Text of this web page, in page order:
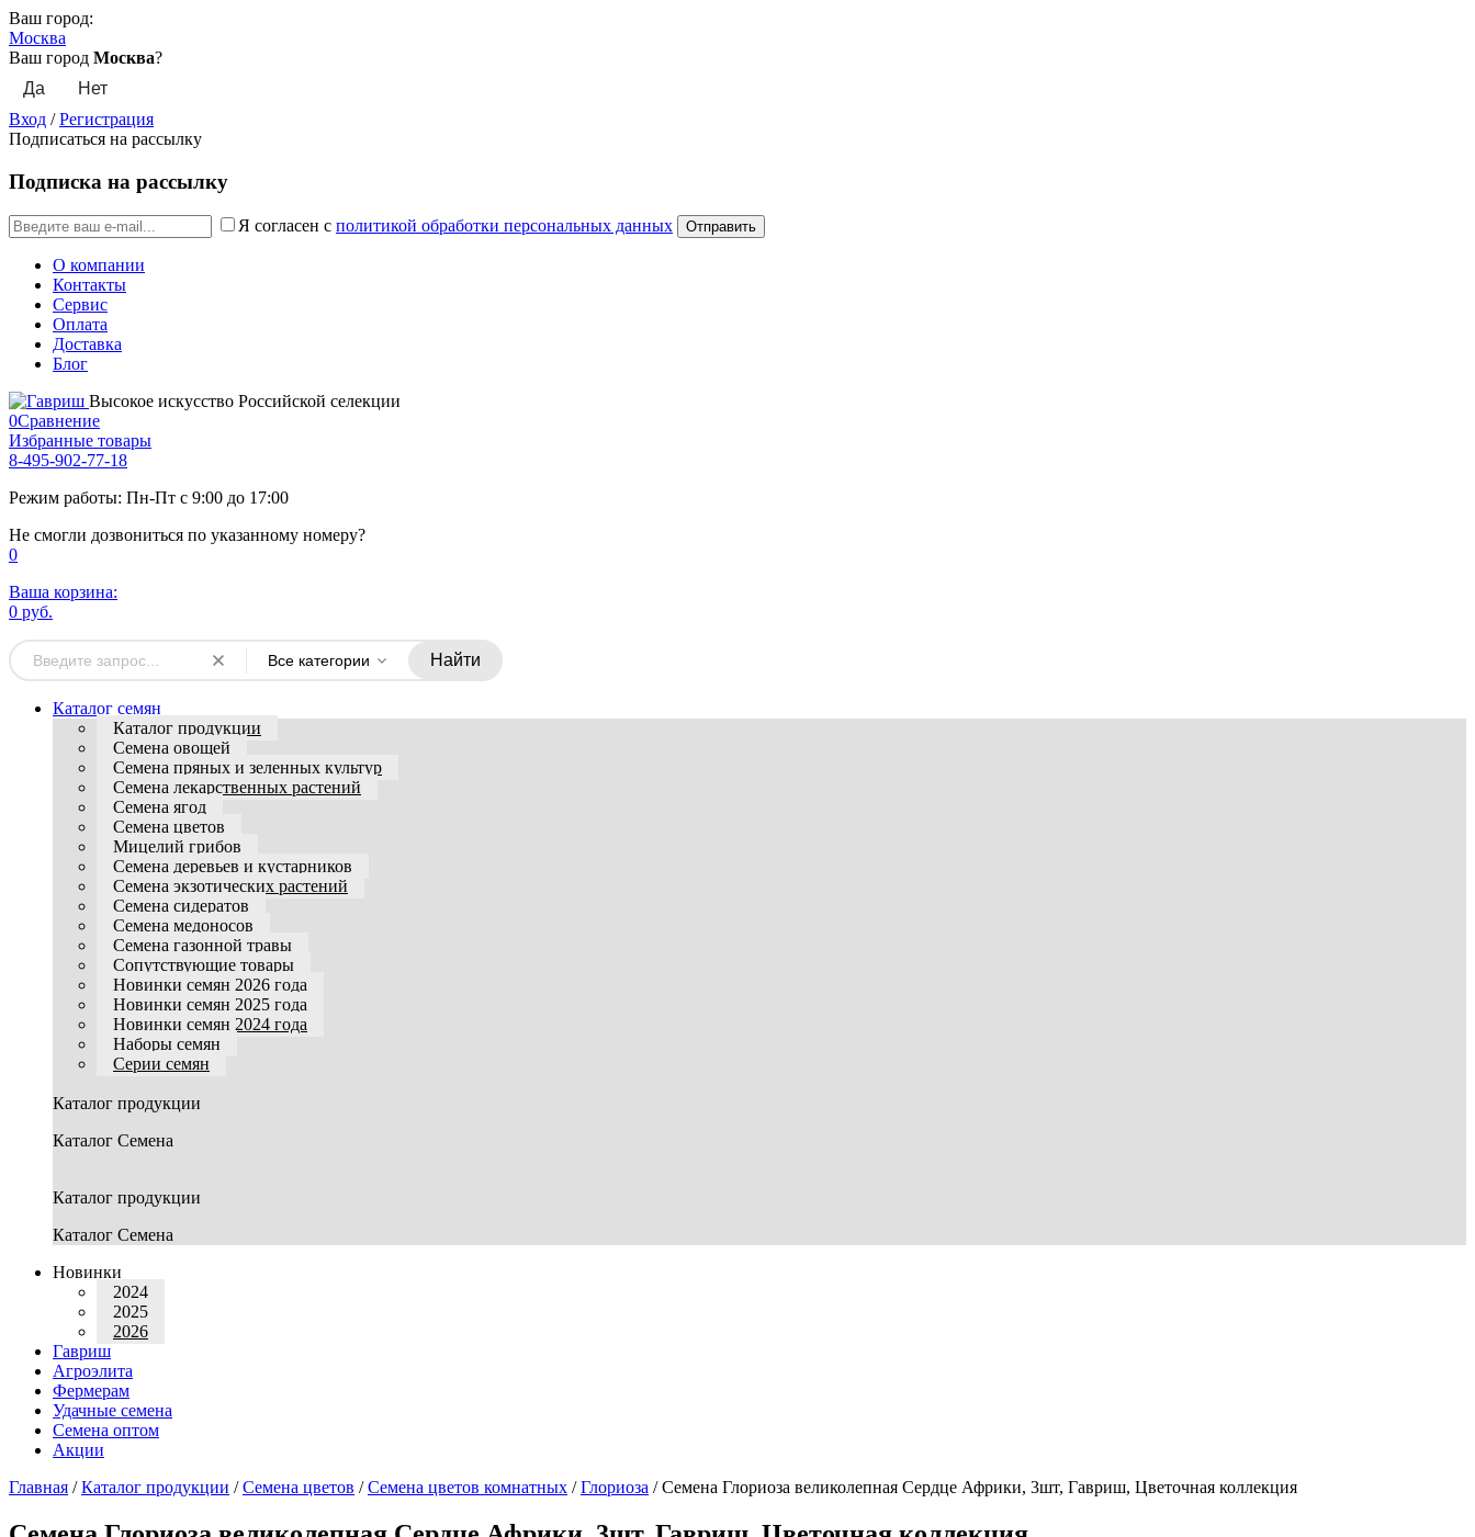
Ваш город:
Москва
Ваш город Москва?
Вход /Регистрация
Подписаться на рассылку
Подписка на рассылку
Я согласен с политикой обработки персональных данных
О компании
Контакты
Сервис
Оплата
Доставка
Блог
Высокое искусство Российской селекции
0Сравнение
Избранные товары
8-495-902-77-18
Режим работы: Пн-Пт с 9:00 до 17:00
Не смогли дозвониться по указанному номеру?
0
Ваша корзина:
0 руб.
Все категории Найти
Каталог семян
Каталог продукции
Семена овощей
Семена пряных и зеленных культур
Семена лекарственных растений
Семена ягод
Семена цветов
Мицелий грибов
Семена деревьев и кустарников
Семена экзотических растений
Семена сидератов
Семена медоносов
Семена газонной травы
Сопутствующие товары
Новинки семян 2026 года
Новинки семян 2025 года
Новинки семян 2024 года
Наборы семян
Серии семян
Каталог продукции
Каталог Семена
Каталог продукции
Каталог Семена
Новинки
2024
2025
2026
Гавриш
Агроэлита
Фермерам
Удачные семена
Семена оптом
Акции
Главная /Каталог продукции /Семена цветов /Семена цветов комнатных /Глориоза /Семена Глориоза великолепная Сердце Африки, 3шт, Гавриш, Цветочная коллекция